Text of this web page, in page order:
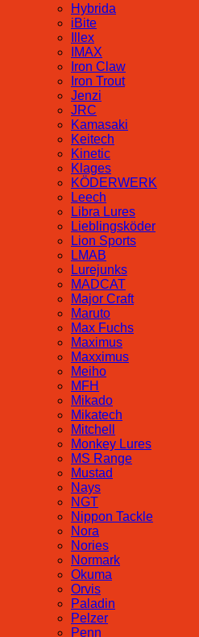
Hybrida
iBite
Illex
IMAX
Iron Claw
Iron Trout
Jenzi
JRC
Kamasaki
Keitech
Kinetic
Klages
KÖDERWERK
Leech
Libra Lures
Lieblingsköder
Lion Sports
LMAB
Lurejunks
MADCAT
Major Craft
Maruto
Max Fuchs
Maximus
Maxximus
Meiho
MFH
Mikado
Mikatech
Mitchell
Monkey Lures
MS Range
Mustad
Nays
NGT
Nippon Tackle
Nora
Nories
Normark
Okuma
Orvis
Paladin
Pelzer
Penn